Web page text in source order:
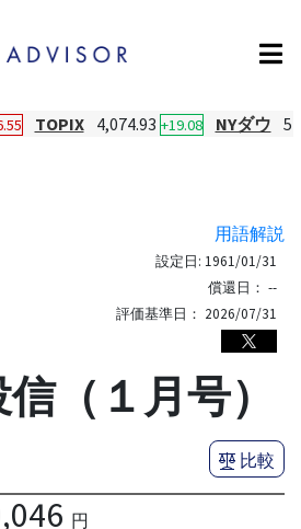
TOPIX 4,074.93 +19.08 NYダウ
用語解説
設定日: 1961/01/31
償還日： --
評価基準日： 2026/07/31
（１月号）
比較
円